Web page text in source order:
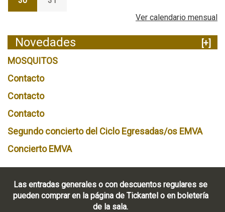
Ver calendario mensual
Novedades
[+]
MOSQUITOS
Contacto
Contacto
Contacto
Segundo concierto del Ciclo Egresadas/os EMVA
Concierto EMVA
Las entradas generales o con descuentos regulares se
pueden comprar en la página de Tickantel o en boletería
de la sala.